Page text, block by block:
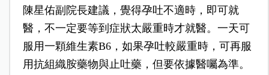
陳星佑副院長建議，覺得孕吐不適時，即可就
醫，不一定要等到症狀太嚴重時才就醫。一天可
服用一顆維生素B6，如果孕吐較嚴重時，可再服
用抗組織胺藥物與止吐藥，但要依據醫囑為準。